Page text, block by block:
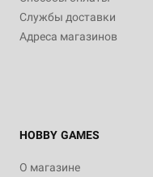
Службы доставки
Адреса магазинов
HOBBY GAMES
О магазине